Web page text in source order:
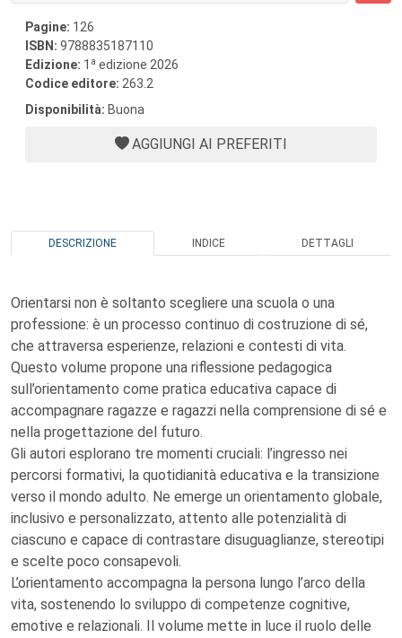
Pagine: 126
ISBN: 9788835187110
Edizione: 1 a edizione 2026
Codice editore: 263.2
Disponibilità: Buona
AGGIUNGI AI PREFERITI
DESCRIZIONE INDICE DETTAGLI
Orientarsi non è soltanto scegliere una scuola o una
professione: è un processo continuo di costruzione di sé,
che attraversa esperienze, relazioni e contesti di vita.
Questo volume propone una riflessione pedagogica
sull’orientamento come pratica educativa capace di
accompagnare ragazze e ragazzi nella comprensione di sé e
nella progettazione del futuro.
Gli autori esplorano tre momenti cruciali: l’ingresso nei
percorsi formativi, la quotidianità educativa e la transizione
verso il mondo adulto. Ne emerge un orientamento globale,
inclusivo e personalizzato, attento alle potenzialità di
ciascuno e capace di contrastare disuguaglianze, stereotipi
e scelte poco consapevoli.
L’orientamento accompagna la persona lungo l’arco della
vita, sostenendo lo sviluppo di competenze cognitive,
emotive e relazionali. Il volume mette in luce il ruolo delle